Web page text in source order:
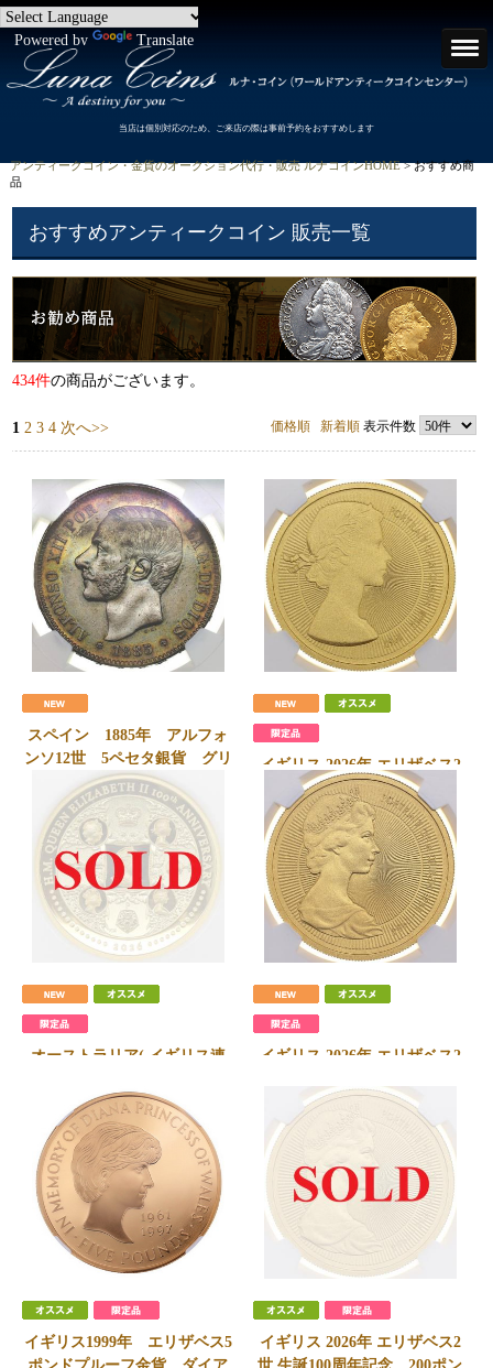
Powered by Translate
当店は個別対応のため、ご来店の際は事前予約をおすすめします
アンティークコイン・金貨のオークション代行・販売 ルナコインHOME> おすすめ商
品
おすすめアンティークコイン 販売一覧
434件の商品がございます。
価格順 新着順表示件数
1 2 3 4 次へ>>
スペイン 1885年 アルフォ
ンソ12世 5ペセタ銀貨 グリ
ーントーン NGC AU
180,000円
会員価格
175,000円
イギリス 2026年 エリザベス2
世 生誕100周年記念 200ポン
ド 2ozマットプルーフ 純金貨
第一肖像 発行100枚 NGC
PF70MATTE
3,200,000円
会員価格 3,150,000円
オーストラリア( イギリス連
誕100周年記念 200ドル 2oz
純金貨 発行100枚 NGC
PF70UCAM
SOLD
イギリス 2026年 エリザベス2
ド 2ozマットプルーフ 純金貨
第二肖像 発行100枚 NGC
PF70MATTE
2,900,000 円
会員価格 2,880,000円
イギリス1999年 エリザベス5
イギリス 2026年 エリザベス2